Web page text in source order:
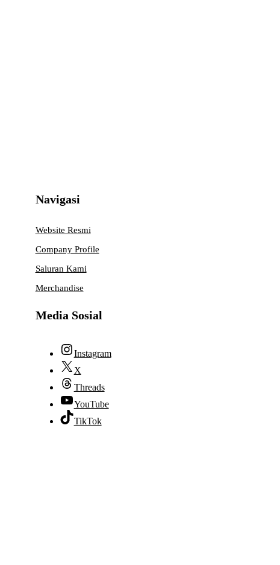
Navigasi
Website Resmi
Company Profile
Saluran Kami
Merchandise
Media Sosial
Instagram
X
Threads
YouTube
TikTok